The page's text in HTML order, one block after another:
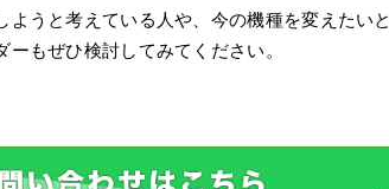
ようと考えている人や、今の機種を変えたい
もぜひ検討してみてください。